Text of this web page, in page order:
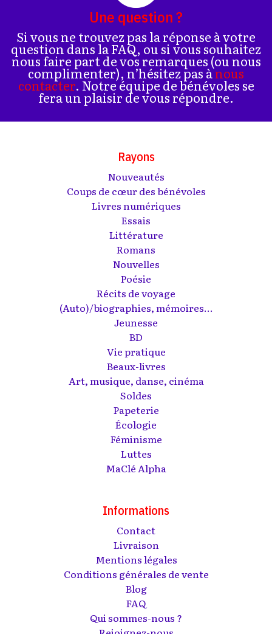
Une question ?
Si vous ne trouvez pas la réponse à votre
question dans la FAQ, ou si vous souhaitez
nous faire part de vos remarques (ou nous
complimenter), n’hésitez pas ànous
contacter. Notre équipe de bénévoles se
fera un plaisir de vous répondre.
Rayons
Nouveautés
Coups de cœur des bénévoles
Livres numériques
Essais
Littérature
Romans
Nouvelles
Poésie
Récits de voyage
(Auto)/biographies, mémoires...
Jeunesse
BD
Vie pratique
Beaux-livres
Art, musique, danse, cinéma
Soldes
Papeterie
Écologie
Féminisme
Luttes
MaClé Alpha
Informations
Contact
Livraison
Mentions légales
Conditions générales de vente
Blog
FAQ
Qui sommes-nous ?